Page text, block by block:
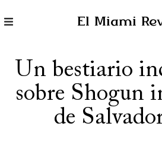
El Miami
Un bestiario
sobre Shogun
de